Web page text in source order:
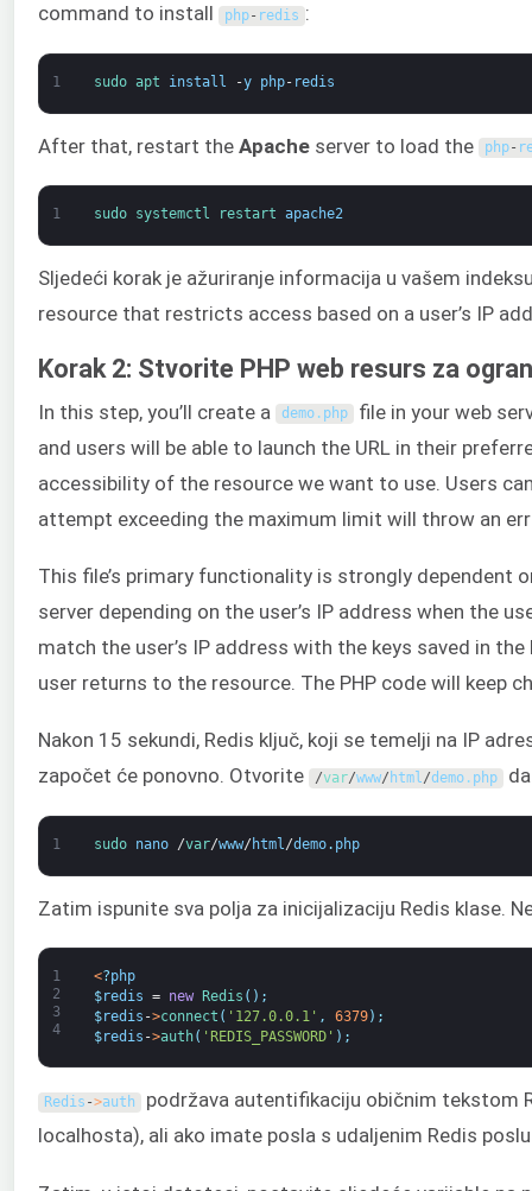
command to install
php- redis :
1 sudo apt install -y php- redis
After that, restart the Apache server to load the php-
1 sudo systemctl restart apache2
Sljedeći korak je ažuriranje informacija u vašem
resource that restricts access based on a user’s IP
Korak 2: Stvorite PHP web resurs za
In this step, you’ll create a demo. php file in your web
and users will be able to launch the URL in their
accessibility of the resource we want to use. Users
attempt exceeding the maximum limit will throw an
This file’s primary functionality is strongly dependent
server depending on the user’s IP address when the
match the user’s IP address with the keys saved in
user returns to the resource. The PHP code will keep
Nakon 15 sekundi, Redis ključ, koji se temelji na IP
započet će ponovno. Otvorite
/var/www/ html/demo. php
1 sudo nano /var/www/ html /demo. php
Zatim ispunite sva polja za inicijalizaciju Redis klase.
1
2
3
4
<?php
$redis = new Redis ( ) ;
$redis ->connect ( '127.0.0.1' , 6379) ;
$redis ->auth( 'REDIS_PASSWORD' ) ;
Redis ->auth podržava autentifikaciju običnim tekstom
localhosta), ali ako imate posla s udaljenim Redis